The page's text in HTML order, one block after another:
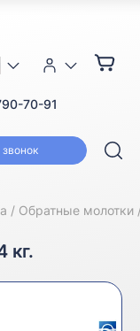
70-91
Обратные молотки
кг.